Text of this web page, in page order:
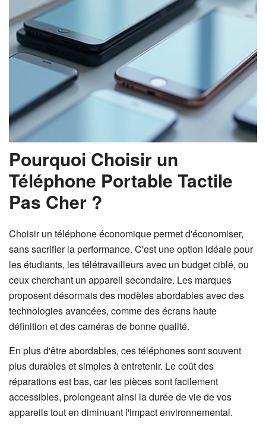
Pourquoi Choisir un
Téléphone Portable Tactile
Pas Cher ?
Choisir un téléphone économique permet d'économiser,
sans sacrifier la performance. C'est une option idéale pour
les étudiants, les télétravailleurs avec un budget ciblé, ou
ceux cherchant un appareil secondaire. Les marques
proposent désormais des modèles abordables avec des
technologies avancées, comme des écrans haute
définition et des caméras de bonne qualité.
En plus d'être abordables, ces téléphones sont souvent
plus durables et simples à entretenir. Le coût des
réparations est bas, car les pièces sont facilement
accessibles, prolongeant ainsi la durée de vie de vos
appareils tout en diminuant l'impact environnemental.